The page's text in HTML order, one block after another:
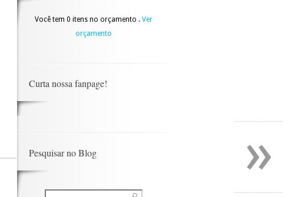
»
Você tem 0 itens no orçamento . Ver
orçamento
Curta nossa fanpage!
Pesquisar no Blog